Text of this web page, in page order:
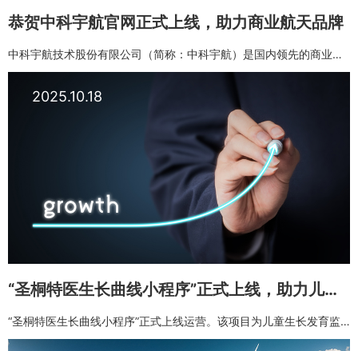
恭贺中科宇航官网正式上线，助力商业航天品牌
中科宇航技术股份有限公司（简称：中科宇航）是国内领先的商业航天企业，主要从事系列化中大型商业运载火箭的研发、生产及发射服务，并开拓太空制造、太空科学实验及太空旅游等太空经济新业态。公司作为中国科学院力学研究所培育孵化的高新技术企业，继承中国科学院严谨的科研作风，始终以服务国家战略和市场需求为导向，充分发挥新型举国体制优势和国家战略科技力量的作用，坚持打造高效率、低成本的中国特色商业航天体系，立志成为国际一流的宇航企业。
2025.10.18
“圣桐特医生长曲线小程序”正式上线，助力儿童健康成长
“圣桐特医生长曲线小程序”正式上线运营。该项目为儿童生长发育监测提供了便捷高效的解决方案。项目深度融合医疗健康与数字技术，依托小程序“无需下载、触手可及”的便捷特性，构建了一套智能化的儿童生长曲线评估系统